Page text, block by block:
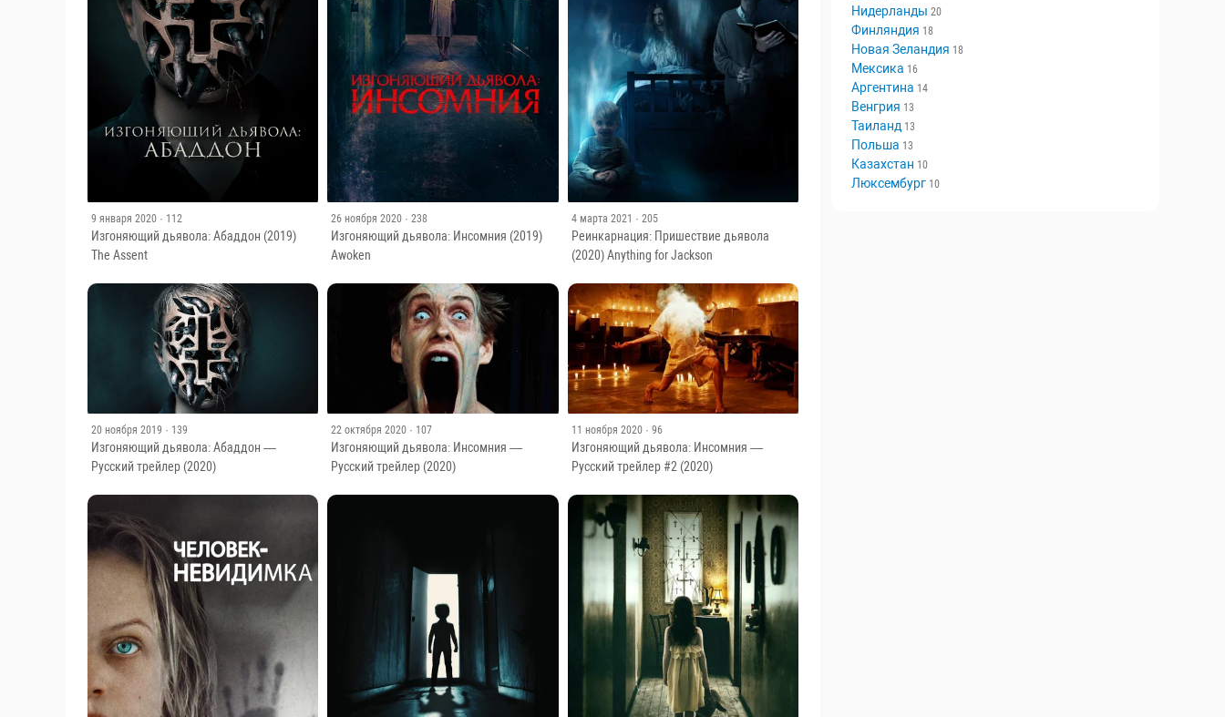
9 января 2020 · 112
Изгоняющий дьявола: Абаддон (2019)
The Assent
26 ноября 2020 · 238
Изгоняющий дьявола: Инсомния (2019)
Awoken
4 марта 2021 · 205
Реинкарнация: Пришествие дьявола
(2020) Anything for Jackson
20 ноября 2019 · 139
Изгоняющий дьявола: Абаддон —
Русский трейлер (2020)
22 октября 2020 · 107
Изгоняющий дьявола: Инсомния —
Русский трейлер (2020)
11 ноября 2020 · 96
Изгоняющий дьявола: Инсомния —
Русский трейлер #2 (2020)
Нидерланды 20
Финляндия 18
Новая Зеландия 18
Мексика 16
Аргентина 14
Венгрия 13
Таиланд 13
Польша 13
Казахстан 10
Люксембург 10